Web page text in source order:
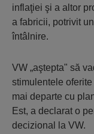
inflaţiei şi a altor
a fabricii, potrivit
întâlnire.
VW „aştepta" să
stimulentele
mai departe cu
Est, a declarat o
decizional la VW.